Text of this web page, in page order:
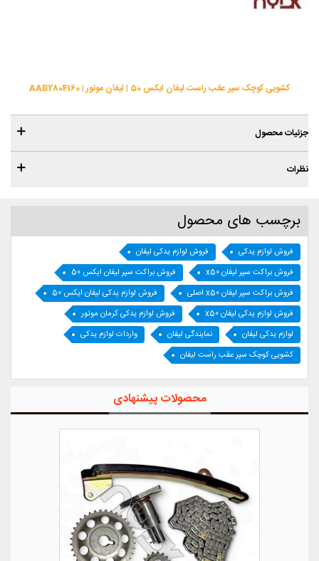
کشویی کوچک سپر عقب راست لیفان ایکس 50 | لیفان موتور | AAB2804160
جزئیات محصول
نظرات
برچسب های محصول
فروش لوازم یدکی
فروش لوازم یدکی لیفان
فروش براکت سپر لیفان x50
فروش براکت سپر لیفان ایکس 50
فروش براکت سپر لیفان x50 اصلی
فروش لوازم یدکی لیفان ایکس 50
فروش لوازم یدکی لیفان x50
فروش لوازم یدکی کرمان موتور
لوازم یدکی لیفان
نمایندگی لیفان
واردات لوازم یدکی
کشویی کوچک سپر عقب راست لیفان
محصولات پیشنهادی